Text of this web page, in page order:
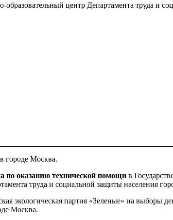
центр Департамента труда и
в городе Москва.
по оказанию технической помощи в
труда и социальной защиты населения
экологическая партия «Зеленые» на выборы
Москва.